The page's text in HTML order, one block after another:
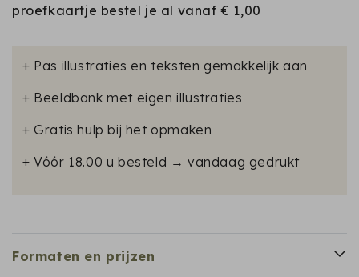
proefkaartje bestel je al vanaf€ 1,00
+ Pas illustraties en teksten gemakkelijk aan
+ Beeldbank met eigen illustraties
+ Gratis hulp bij het opmaken
+ Vóór 18.00 u besteld → vandaag gedrukt
Formaten en prijzen